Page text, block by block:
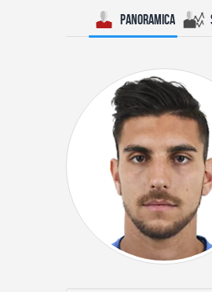
I consigli di Giulia
Panoramica